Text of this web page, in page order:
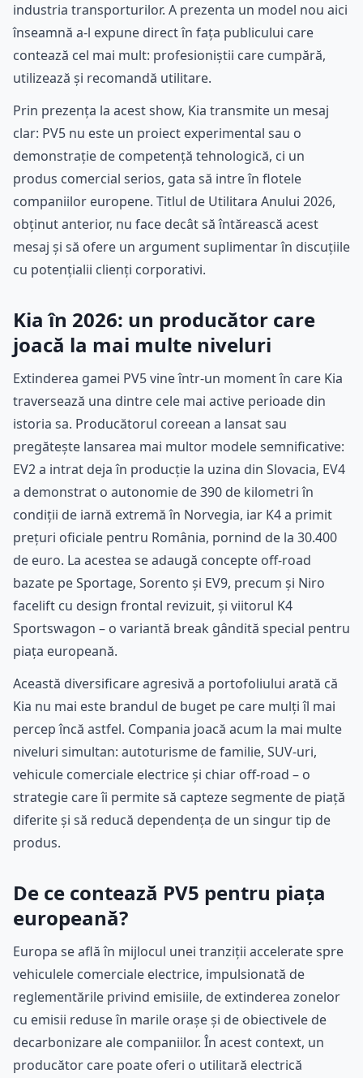
industria transporturilor. A prezenta un model nou aici
înseamnă a-l expune direct în fața publicului care
contează cel mai mult: profesioniștii care cumpără,
utilizează și recomandă utilitare.
Prin prezența la acest show, Kia transmite un mesaj
clar: PV5 nu este un proiect experimental sau o
demonstrație de competență tehnologică, ci un
produs comercial serios, gata să intre în flotele
companiilor europene. Titlul de Utilitara Anului 2026,
obținut anterior, nu face decât să întărească acest
mesaj și să ofere un argument suplimentar în discuțiile
cu potențialii clienți corporativi.
Kia în 2026: un producător care
joacă la mai multe niveluri
Extinderea gamei PV5 vine într-un moment în care Kia
traversează una dintre cele mai active perioade din
istoria sa. Producătorul coreean a lansat sau
pregătește lansarea mai multor modele semnificative:
EV2 a intrat deja în producție la uzina din Slovacia, EV4
a demonstrat o autonomie de 390 de kilometri în
condiții de iarnă extremă în Norvegia, iar K4 a primit
prețuri oficiale pentru România, pornind de la 30.400
de euro. La acestea se adaugă concepte off-road
bazate pe Sportage, Sorento și EV9, precum și Niro
facelift cu design frontal revizuit, și viitorul K4
Sportswagon – o variantă break gândită special pentru
piața europeană.
Această diversificare agresivă a portofoliului arată că
Kia nu mai este brandul de buget pe care mulți îl mai
percep încă astfel. Compania joacă acum la mai multe
niveluri simultan: autoturisme de familie, SUV-uri,
vehicule comerciale electrice și chiar off-road – o
strategie care îi permite să capteze segmente de piață
diferite și să reducă dependența de un singur tip de
produs.
De ce contează PV5 pentru piața
europeană?
Europa se află în mijlocul unei tranziții accelerate spre
vehiculele comerciale electrice, impulsionată de
reglementările privind emisiile, de extinderea zonelor
cu emisii reduse în marile orașe și de obiectivele de
decarbonizare ale companiilor. În acest context, un
producător care poate oferi o utilitară electrică